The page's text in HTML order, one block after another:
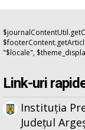
"$locale",
Link-uri
Instituția
Județul